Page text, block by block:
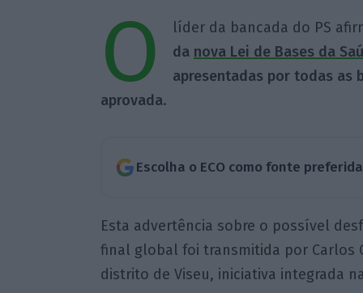
O líder da bancada do PS
da nova Lei de Bases da
apresentadas por todas as
aprovada.
Escolha o ECO como fonte
Esta advertência sobre o possível
final global foi transmitida por Carlos
distrito de Viseu, iniciativa integrada